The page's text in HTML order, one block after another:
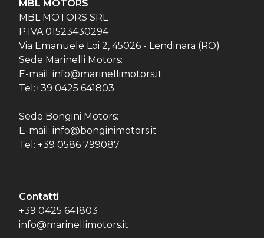
MBL MOTORS
MBL MOTORS SRL
P.IVA 01523430294
Via Emanuele Loi 2, 45026 - Lendinara (RO)
Sede Marinelli Motors:
E-mail: info@marinellimotors.it
Tel:+39 0425 641803
Sede Bongini Motors:
E-mail: info@bonginimotors.it
Tel: +39 0586 799087
Contatti
+39 0425 641803
info@marinellimotors.it